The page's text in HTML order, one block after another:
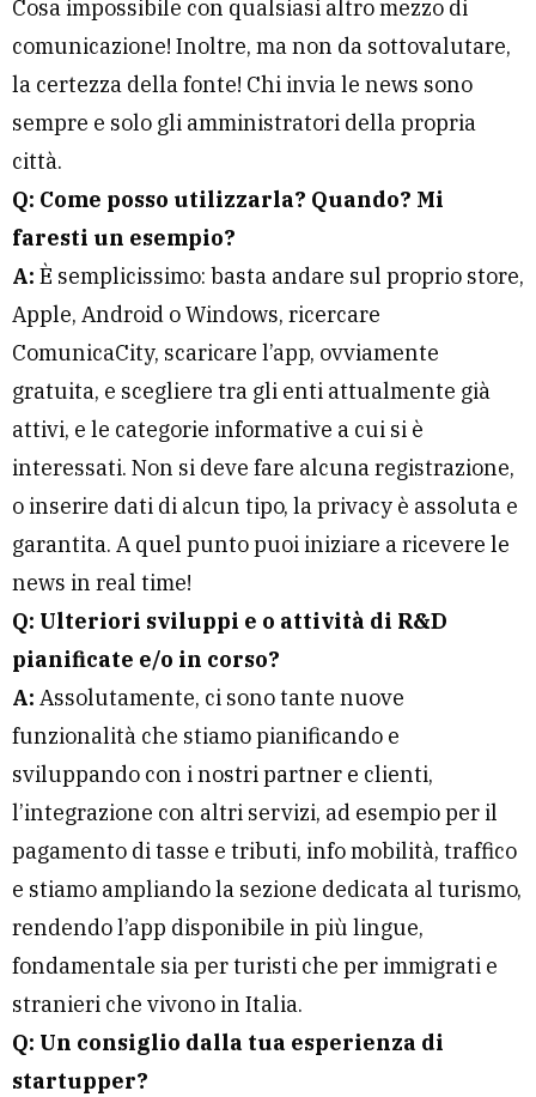
Cosa impossibile con qualsiasi altro mezzo di
comunicazione! Inoltre, ma non da sottovalutare,
la certezza della fonte! Chi invia le news sono
sempre e solo gli amministratori della propria
città.
Q: Come posso utilizzarla? Quando? Mi
faresti un esempio?
A: È semplicissimo: basta andare sul proprio store,
Apple, Android o Windows, ricercare
ComunicaCity, scaricare l’app, ovviamente
gratuita, e scegliere tra gli enti attualmente già
attivi, e le categorie informative a cui si è
interessati. Non si deve fare alcuna registrazione,
o inserire dati di alcun tipo, la privacy è assoluta e
garantita. A quel punto puoi iniziare a ricevere le
news in real time!
Q: Ulteriori sviluppi e o attività di R&D
pianificate e/o in corso?
A: Assolutamente, ci sono tante nuove
funzionalità che stiamo pianificando e
sviluppando con i nostri partner e clienti,
l’integrazione con altri servizi, ad esempio per il
pagamento di tasse e tributi, info mobilità, traffico
e stiamo ampliando la sezione dedicata al turismo,
rendendo l’app disponibile in più lingue,
fondamentale sia per turisti che per immigrati e
stranieri che vivono in Italia.
Q: Un consiglio dalla tua esperienza di
startupper?